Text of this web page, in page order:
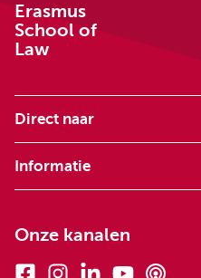
Erasmus
School of
Law
Direct naar
Informatie
Onze kanalen
FacebookInstagramLinkedinYoutube